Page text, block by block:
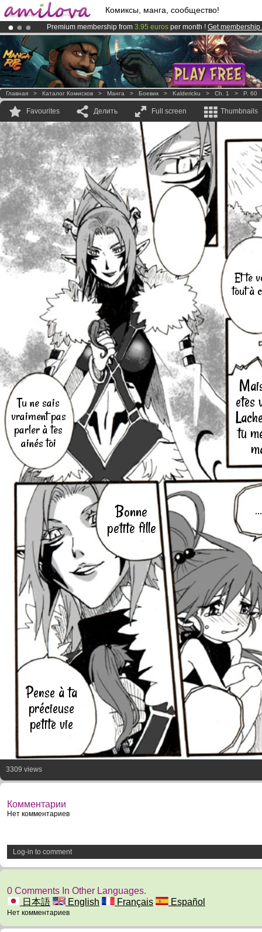
Комиксы, манга, сообщество!
Premium membership from 3.95 euros per month ! Get membership
AmilovaKickstarter is now LIVE!.
Already 100000membersand 1000 comics & mangas!.
Главная > Каталог Комисков > Манга > Боевик > Kaldericku > Ch. 1 > P. 60
Favourites Делить Full screen Thumbnails
Et te
tout à
etes
tu
Tu ne sais
vraiment pas
parler à tes
ainés toi
...
Bonne
petite fille
Pense à ta
précieuse
petite vie
3309 views
Комментарии
Нет комментариев
Log-in to comment
0 Comments In Other Languages.
日本語
English Français Español
Нет комментариев